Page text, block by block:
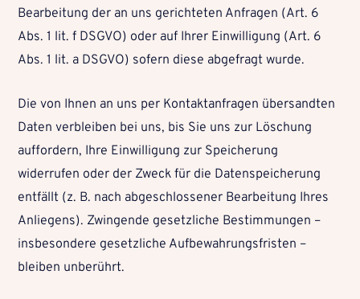
Bearbeitung der an uns gerichteten Anfragen (Art. 6
Abs. 1 lit. f DSGVO) oder auf Ihrer Einwilligung (Art. 6
Abs. 1 lit. a DSGVO) sofern diese abgefragt wurde.
Die von Ihnen an uns per Kontaktanfragen übersandten
Daten verbleiben bei uns, bis Sie uns zur Löschung
auffordern, Ihre Einwilligung zur Speicherung
widerrufen oder der Zweck für die Datenspeicherung
entfällt (z. B. nach abgeschlossener Bearbeitung Ihres
Anliegens). Zwingende gesetzliche Bestimmungen –
insbesondere gesetzliche Aufbewahrungsfristen –
bleiben unberührt.